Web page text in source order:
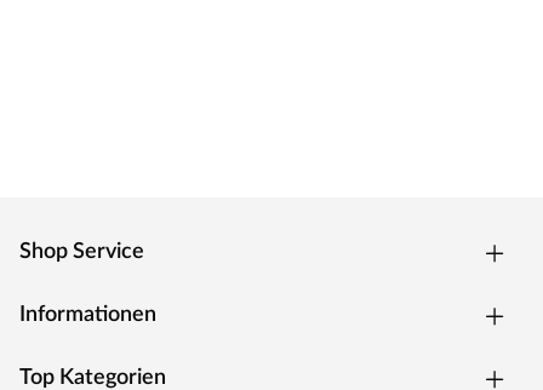
Shop Service
Informationen
Top Kategorien